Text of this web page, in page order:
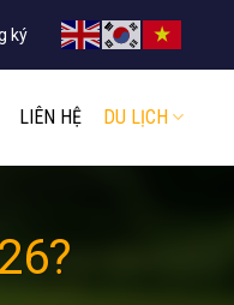
ký
LIÊN HỆ DU LỊCH